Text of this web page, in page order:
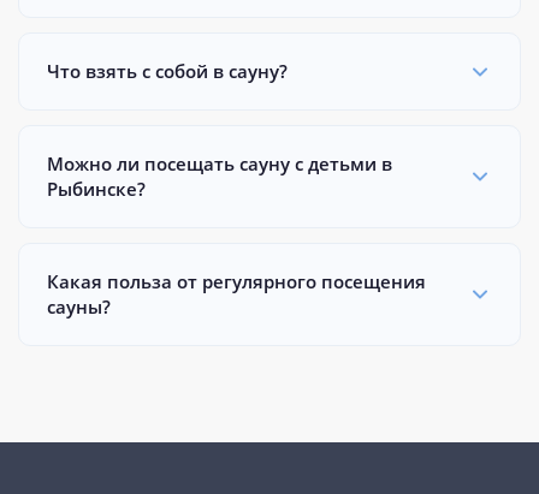
Что взять с собой в сауну?
Можно ли посещать сауну с детьми в
Рыбинске?
Какая польза от регулярного посещения
сауны?